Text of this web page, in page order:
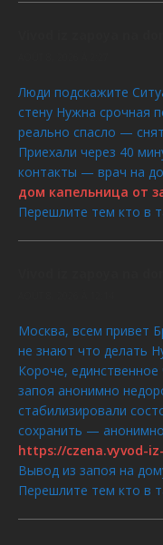
Люди подскажите
стену Нужна срочная
реально спасло —
Приехали через 40
контакты — врач на
дом капельница от
Перешлите тем кто в
Москва, всем привет
не знают что делать
Короче,
запоя анонимно
стабилизировали
сохранить —
https://czena.vyvod-
Вывод из запоя на
Перешлите тем кто в